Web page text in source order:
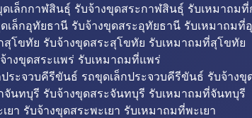
เล็กกาฬสินธุ์ รับจ้างขุดสระกาฬสินธุ์ รับเหมาถม
ล็กอุทัยธานี รับจ้างขุดสระอุทัยธานี รับเหมาถมที่
โขทัย รับจ้างขุดสระสุโขทัย รับเหมาถมที่สุโขทัย
างขุดสระแพร่ รับเหมาถมที่แพร่
ะจวบคีรีขันธ์ รถขุดเล็กประจวบคีรีขันธ์ รับจ้าง
นทบุรี รับจ้างขุดสระจันทบุรี รับเหมาถมที่จันทบุรี
ยา รับจ้างขุดสระพะเยา รับเหมาถมที่พะเยา